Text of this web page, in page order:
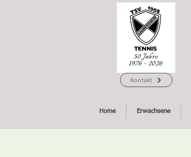
Kontakt
Home Erwachsene